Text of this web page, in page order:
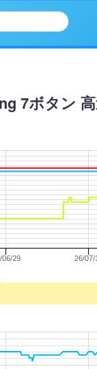
7ボタン
06/29 26/07/